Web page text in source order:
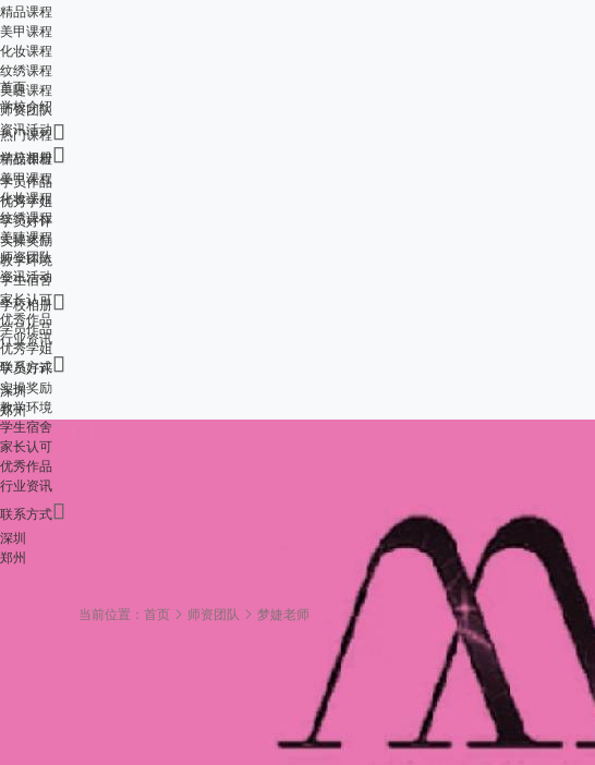
精品课程
美甲课程
化妆课程
纹绣课程
美睫课程
师资团队
资讯活动
学校相册
学员作品
优秀学姐
学员好评
实操奖励
教学环境
学生宿舍
家长认可
优秀作品
行业资讯
联系方式
深圳
郑州
首页
学校介绍
热门课程
精品课程
美甲课程
化妆课程
纹绣课程
美睫课程
师资团队
资讯活动
学校相册
学员作品
优秀学姐
学员好评
实操奖励
教学环境
学生宿舍
家长认可
优秀作品
行业资讯
联系方式
深圳
郑州
当前位置： 首页 师资团队 梦婕老师